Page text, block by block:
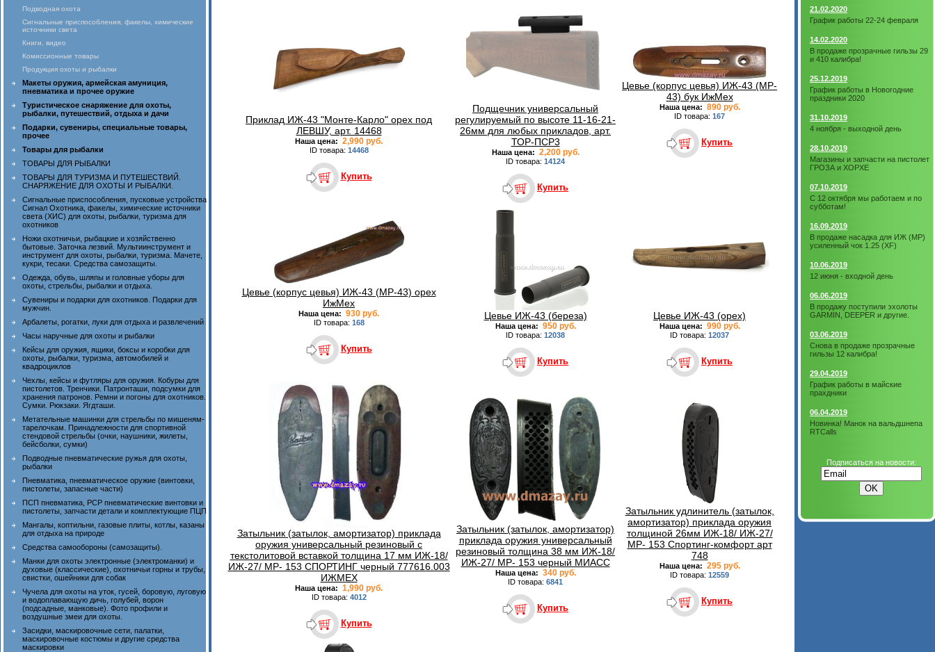
Подводная охота
Сигнальные приспособления, факелы, химические
источники света
Книги, видео
Комиссионные товары
Продукция охоты и рыбалки
Макеты оружия, армейская амуниция,
пневматика и прочее оружие
Туристическое снаряжение для охоты,
рыбалки, путешествий, отдыха и дачи
Подарки, сувениры, специальные товары,
прочее
Товары для рыбалки
ТОВАРЫ ДЛЯ РЫБАЛКИ
ТОВАРЫ ДЛЯ ТУРИЗМА И ПУТЕШЕСТВИЙ.
СНАРЯЖЕНИЕ ДЛЯ ОХОТЫ И РЫБАЛКИ.
Сигнальные приспособления, пусковые устройства
Сигнал Охотника, факелы, химические источники
света (ХИС) для охоты, рыбалки, туризма для
охотников
Ножи охотничьи, рыбацкие и хозяйственно
бытовые. Заточка лезвий. Мультиинструмент и
инструмент для охоты, рыбалки, туризма. Мачете,
кукри, тесаки. Средства самозащиты.
Одежда, обувь, шляпы и головные уборы для
охоты, стрельбы, рыбалки и отдыха.
Сувениры и подарки для охотников. Подарки для
мужчин.
Арбалеты, рогатки, луки для отдыха и развлечений
Часы наручные для охоты и рыбалки
Кейсы для оружия, ящики, боксы и коробки для
охоты, рыбалки, туризма, автомобилей и
квадроциклов
Чехлы, кейсы и футляры для оружия. Кобуры для
пистолетов. Тренчики. Патронташи, подсумки для
хранения патронов. Ремни и погоны для охотников.
Сумки. Рюкзаки. Ягдташи.
Метательные машинки для стрельбы по мишеням-
тарелочкам. Принадлежности для спортивной
стендовой стрельбы (очки, наушники, жилеты,
бейсболки, сумки)
Подводные пневматические ружья для охоты,
рыбалки
Пневматика, пневматическое оружие (винтовки,
пистолеты, запасные части)
ПСП пневматика, PCP пневматические винтовки и
пистолеты, запчасти детали и комплектующие ПЦП
Мангалы, коптильни, газовые плиты, котлы, казаны
для отдыха на природе
Средства самообороны (самозащиты).
Манки для охоты электронные (электроманки) и
духовые (классические), охотничьи горны и трубы,
свистки, ошейники для собак
Чучела для охоты на уток, гусей, боровую, луговую
и водоплавающую дичь, голубей, ворон
(подсадные, манковые). Фото профили и
воздушные змеи для охоты.
Засидки, маскировочные сети, палатки,
маскировочные костюмы и другие средства
маскировки
Приклад ИЖ-43 "Монте-Карло" орех под
ЛЕВШУ, арт. 14468
Наша цена: 2,990 руб.
ID товара: 14468
Купить
Подщечник универсальный
регулируемый по высоте 11-16-21-
26мм для любых прикладов, арт.
ТОР-ПСР3
Наша цена: 2,200 руб.
ID товара: 14124
Купить
Цевье (корпус цевья) ИЖ-43 (MP-
43) бук ИжМех
Наша цена: 890 руб.
ID товара: 167
Купить
Цевье (корпус цевья) ИЖ-43 (MP-43) орех
ИжМех
Наша цена: 930 руб.
ID товара: 168
Купить
Цевье ИЖ-43 (береза)
Наша цена: 950 руб.
ID товара: 12038
Купить
Цевье ИЖ-43 (орех)
Наша цена: 990 руб.
ID товара: 12037
Купить
Затыльник (затылок, амортизатор) приклада
оружия универсальный резиновый с
текстолитовой вставкой толщина 17 мм ИЖ-18/
ИЖ-27/ МР- 153 СПОРТИНГ черный 777616.003
ИЖМЕХ
Наша цена: 1,990 руб.
ID товара: 4012
Купить
Затыльник (затылок, амортизатор)
приклада оружия универсальный
резиновый толщина 38 мм ИЖ-18/
ИЖ-27/ МР- 153 черный МИАСС
Наша цена: 340 руб.
ID товара: 6841
Купить
Затыльник удлинитель (затылок,
амортизатор) приклада оружия
толщиной 26мм ИЖ-18/ ИЖ-27/
МР- 153 Спортинг-комфорт арт
748
Наша цена: 295 руб.
ID товара: 12559
Купить
21.02.2020
График работы 22-24 февраля
14.02.2020
В продаже прозрачные гильзы 29
и 410 калибра!
25.12.2019
График работы в Новогодние
праздники 2020
31.10.2019
4 ноября - выходной день
28.10.2019
Магазины и запчасти на пистолет
ГРОЗА и ХОРХЕ
07.10.2019
С 12 октября мы работаем и по
субботам!
16.09.2019
В продаже насадка для ИЖ (МР)
усиленный чок 1.25 (XF)
10.06.2019
12 июня - входной день
06.06.2019
В продажу поступили эхолоты
GARMIN, DEEPER и другие.
03.06.2019
Снова в продаже прозрачные
гильзы 12 калибра!
29.04.2019
График работы в майские
прахдники
06.04.2019
Новинка! Манок на вальдшнепа
RTCalls
Подписаться на новости: